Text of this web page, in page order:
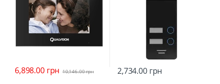
6,898.00грн 10,146.00грн 2,734.00грн